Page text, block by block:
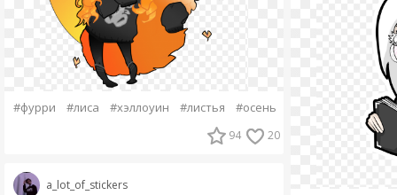
#фурри #лиса #хэллоуин #листья #осень
94 20
a_lot_of_stickers